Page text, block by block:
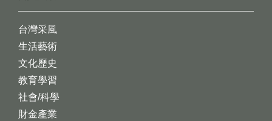
台灣采風
生活藝術
文化歷史
教育學習
社會/科學
財金產業